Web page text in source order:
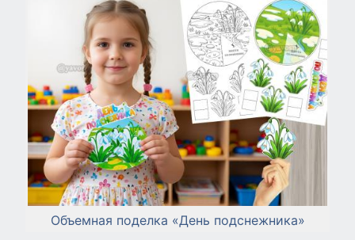
Объемная поделка «День подснежника»